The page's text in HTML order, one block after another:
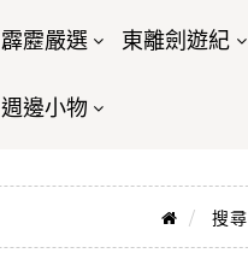
霹靂嚴選 東離劍遊紀
週邊小物
搜尋